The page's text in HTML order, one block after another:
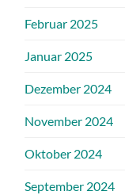
Februar 2025
Januar 2025
Dezember 2024
November 2024
Oktober 2024
September 2024